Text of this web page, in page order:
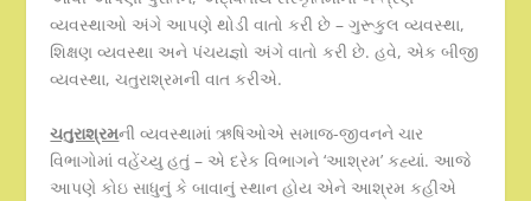
વ્યવસ્થાઓ અંગે આપણે થોડી વાતો કરી છે – ગુરૂકુલ વ્યવસ્થા,
શિક્ષણ વ્યવસ્થા અને પંચયજ્ઞો અંગે વાતો કરી છે. હવે, એક બીજી
વ્યવસ્થા, ચતુરાશ્રમની વાત કરીએ.
ચતુરાશ્રમની વ્યવસ્થામાં ઋષિઓએ સમાજ-જીવનને ચાર
વિભાગોમાં વહેંચ્યુ હતું – એ દરેક વિભાગને ‘આશ્રમ’ કહ્યાં. આજે
આપણે કોઇ સાધુનું કે બાવાનું સ્થાન હોય એને આશ્રમ કહીએ